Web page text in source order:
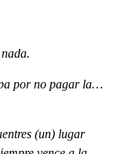
por no pagar la…
(un) lugar